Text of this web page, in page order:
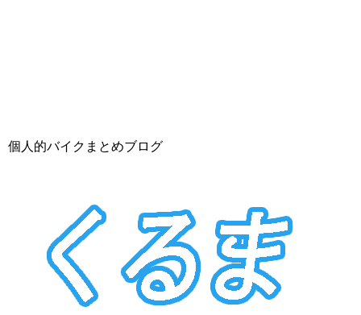
個人的バイクまとめブログ